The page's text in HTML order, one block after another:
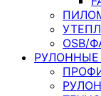
OSB/